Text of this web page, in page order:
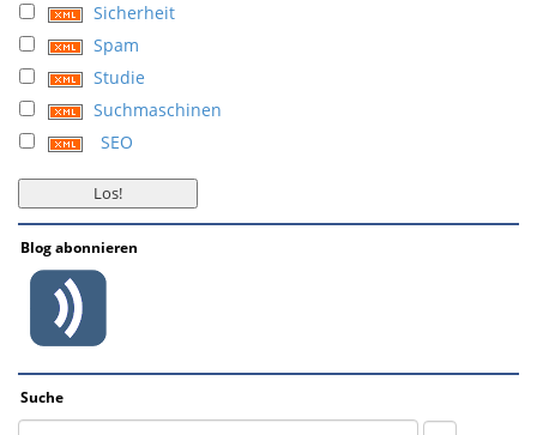
Sicherheit
Spam
Studie
Suchmaschinen
SEO
Blog abonnieren
Suche